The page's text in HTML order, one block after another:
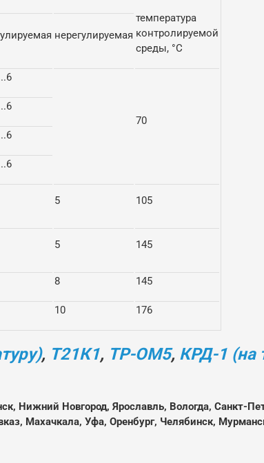
температура
контролируемой
среды, °С
нерегулируемая
70
5 105
5 145
8 145
10 176
, Т21К1, ТР-ОМ5, КРД-1 (на
Нижний Новгород, Ярославль, Вологда, Санкт-
Махачкала, Уфа, Оренбург, Челябинск,